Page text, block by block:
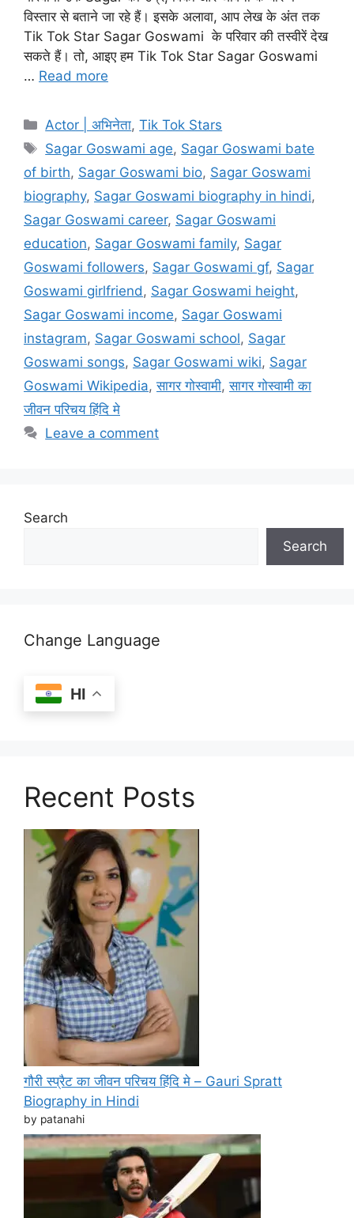
विस्तार से बताने जा रहे हैं। इसके अलावा, आप लेख के अंत तक
Tik Tok Star Sagar Goswami के परिवार की तस्वीरें देख
सकते हैं। तो, आइए हम Tik Tok Star Sagar Goswami
… Read more
Categories
Actor | अभिनेता,Tik Tok Stars
Tags
Sagar Goswami age, Sagar Goswami bate
of birth, Sagar Goswami bio, Sagar Goswami
biography, Sagar Goswami biography in hindi,
Sagar Goswami career, Sagar Goswami
education, Sagar Goswami family, Sagar
Goswami followers, Sagar Goswami gf, Sagar
Goswami girlfriend, Sagar Goswami height,
Sagar Goswami income, Sagar Goswami
instagram, Sagar Goswami school, Sagar
Goswami songs, Sagar Goswami wiki, Sagar
Goswami Wikipedia,सागर गोस्वामी,सागर गोस्वामी का
जीवन परिचय हिंदि मे
Leave a comment
Search
Search
Change Language
HI
Recent Posts
गौरी स्प्रैट का जीवन परिचय हिंदि मे – Gauri Spratt
Biography in Hindi
by patanahi